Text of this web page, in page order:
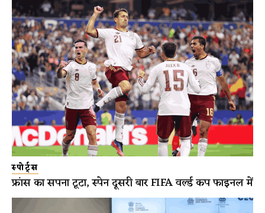
स्पोर्ट्स
फ्रांस का सपना टूटा, स्पेन दूसरी बार FIFA वर्ल्ड कप फाइनल में